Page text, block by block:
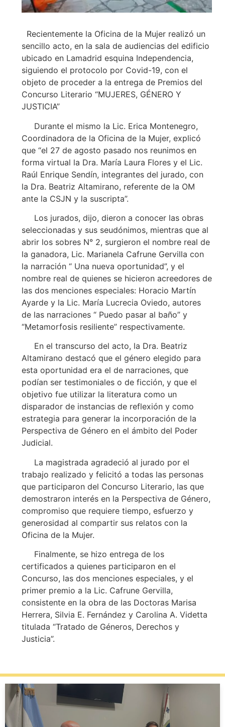
Recientemente la Oficina de la Mujer realizó un
sencillo acto, en la sala de audiencias del edificio
ubicado en Lamadrid esquina Independencia,
siguiendo el protocolo por Covid-19, con el
objeto de proceder a la entrega de Premios del
Concurso Literario “MUJERES, GÉNERO Y
JUSTICIA”
Durante el mismo la Lic. Erica Montenegro,
Coordinadora de la Oficina de la Mujer, explicó
que “el 27 de agosto pasado nos reunimos en
forma virtual la Dra. María Laura Flores y el Lic.
Raúl Enrique Sendín, integrantes del jurado, con
la Dra. Beatriz Altamirano, referente de la OM
ante la CSJN y la suscripta”.
Los jurados, dijo, dieron a conocer las obras
seleccionadas y sus seudónimos, mientras que al
abrir los sobres N° 2, surgieron el nombre real de
la ganadora, Lic. Marianela Cafrune Gervilla con
la narración “ Una nueva oportunidad”, y el
nombre real de quienes se hicieron acreedores de
las dos menciones especiales: Horacio Martín
Ayarde y la Lic. María Lucrecia Oviedo, autores
de las narraciones “ Puedo pasar al baño” y
“Metamorfosis resiliente” respectivamente.
En el transcurso del acto, la Dra. Beatriz
Altamirano destacó que el género elegido para
esta oportunidad era el de narraciones, que
podían ser testimoniales o de ficción, y que el
objetivo fue utilizar la literatura como un
disparador de instancias de reflexión y como
estrategia para generar la incorporación de la
Perspectiva de Género en el ámbito del Poder
Judicial.
La magistrada agradeció al jurado por el
trabajo realizado y felicitó a todas las personas
que participaron del Concurso Literario, las que
demostraron interés en la Perspectiva de Género,
compromiso que requiere tiempo, esfuerzo y
generosidad al compartir sus relatos con la
Oficina de la Mujer.
Finalmente, se hizo entrega de los
certificados a quienes participaron en el
Concurso, las dos menciones especiales, y el
primer premio a la Lic. Cafrune Gervilla,
consistente en la obra de las Doctoras Marisa
Herrera, Silvia E. Fernández y Carolina A. Videtta
titulada “Tratado de Géneros, Derechos y
Justicia”.